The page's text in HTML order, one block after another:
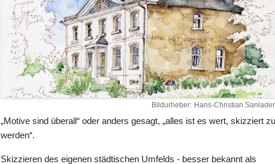
Bildurheber Hans-Christian
„Motive sind überall“ oder anders gesagt, „alles ist es wert, skizziert zu
werden“.
Skizzieren des eigenen städtischen Umfelds - besser bekannt als